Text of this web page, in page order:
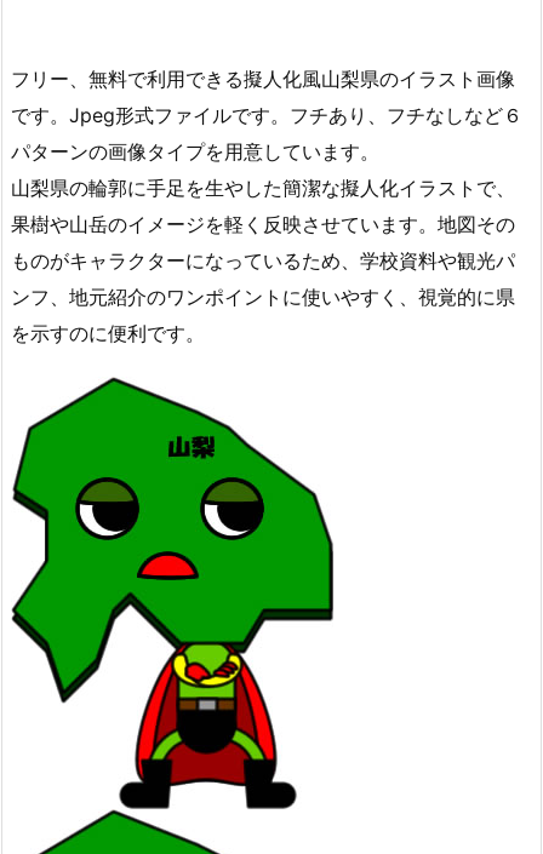
フリー、無料で利用できる擬人化風山梨県のイラスト画像
です。Jpeg形式ファイルです。フチあり、フチなしなど６
パターンの画像タイプを用意しています。
山梨県の輪郭に手足を生やした簡潔な擬人化イラストで、
果樹や山岳のイメージを軽く反映させています。地図その
ものがキャラクターになっているため、学校資料や観光パ
ンフ、地元紹介のワンポイントに使いやすく、視覚的に県
を示すのに便利です。